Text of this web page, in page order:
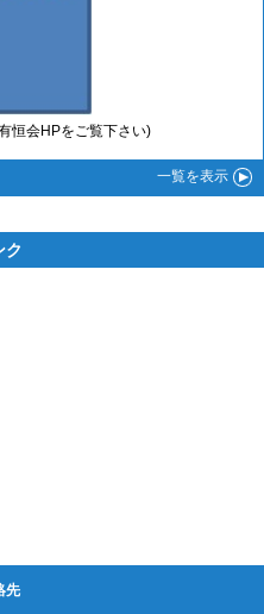
恒会HPをご覧下さい)
一覧を表示
ク
先